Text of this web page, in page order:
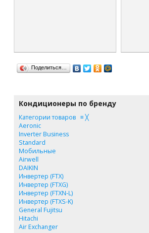
Поделиться…
Кондиционеры по бренду
Категории товаров ≡╳
Aeronic
Inverter Business
Standard
Мобильные
Airwell
DAIKIN
Инвертер (FTX)
Инвертер (FTXG)
Инвертер (FTXN-L)
Инвертер (FTXS-K)
General Fujitsu
Hitachi
Air Exchanger